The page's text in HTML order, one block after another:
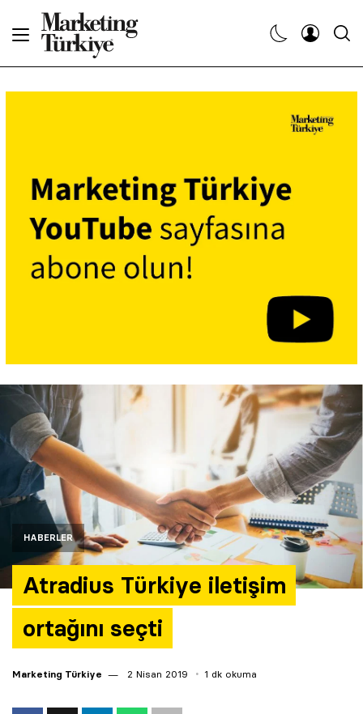
HABERLER
Atradius Türkiye iletişim
ortağını seçti
Marketing Türkiye 2 Nisan 2019 1 dk okuma
Dergiler
Etkinlikler
Araştırma